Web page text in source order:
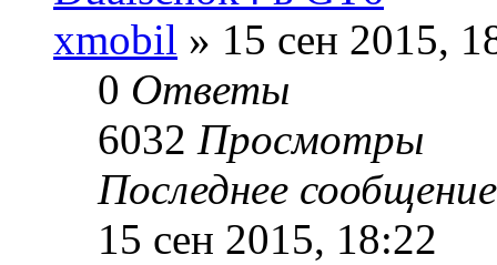
xmobil » 15 сен 2015,
0 Ответы
6032 Просмотры
Последнее
15 сен 2015, 18:22